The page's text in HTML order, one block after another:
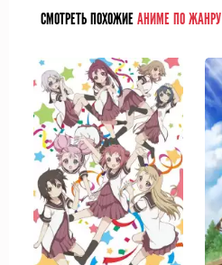
СМОТРЕТЬ ПОХОЖИЕАНИМЕ ПО ЖАНРУ